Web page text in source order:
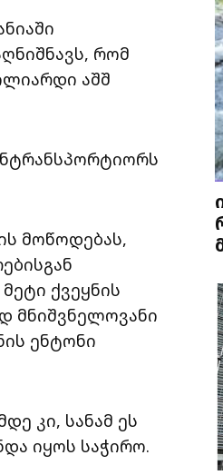
რომ
აშშ
მოწოდებას,
ქვეყნის
მნიშვნელოვანი
ენტონი
კი, სანამ ეს
იყოს საჭირო.